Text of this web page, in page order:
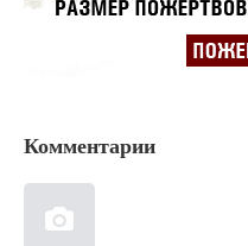
Комментарии